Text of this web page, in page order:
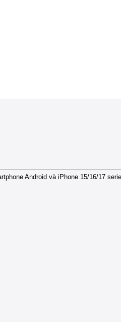
Android và iPhone 15/16/17